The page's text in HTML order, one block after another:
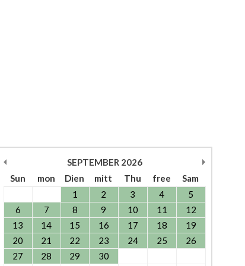
SEPTEMBER 2026
Sun
mon Dien mitt Thu free
Sam
1
2 3 4
5
6
7 8 9 10 11
12
13
14 15 16 17 18
19
20
21 22 23 24 25
26
27
28 29 30